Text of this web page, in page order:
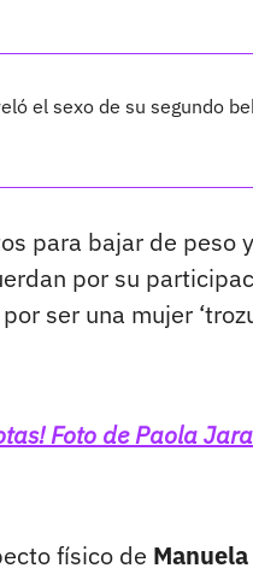
el sexo de su segundo
para bajar de peso
por su
por ser una mujer
Foto de Paola
físico de